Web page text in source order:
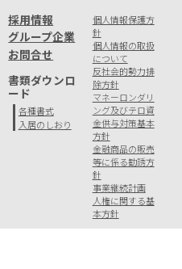
採用情報
グループ企業
お問合せ
書類ダウンロ
ード
各種書式
入居のしおり
個人情報保護方
針
個人情報の取扱
について
反社会的勢力排
除方針
マネーロンダリ
ング及びテロ資
金供与対策基本
方針
金融商品の販売
等に係る勧誘方
針
事業継続計画
人権に関する基
本方針